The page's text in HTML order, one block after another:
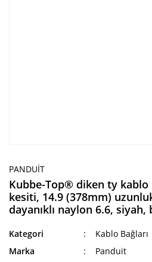
PANDUIT
Kubbe-Top® diken ty kablo
kesiti, 14.9 (378mm)
dayanıklı naylon 6.6,
Kategori
Kablo Bağları
Marka
Panduit